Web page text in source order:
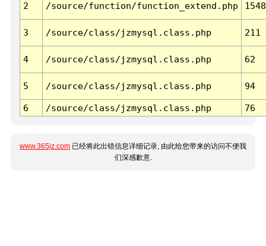
2 /source/function/function_extend.php 1548
3 /source/class/jzmysql.class.php 211
4 /source/class/jzmysql.class.php 62
5 /source/class/jzmysql.class.php 94
6 /source/class/jzmysql.class.php 76
www.365jz.com 已经将此出错信息详细记录, 由此给您带来的访问不便我
们深感歉意.